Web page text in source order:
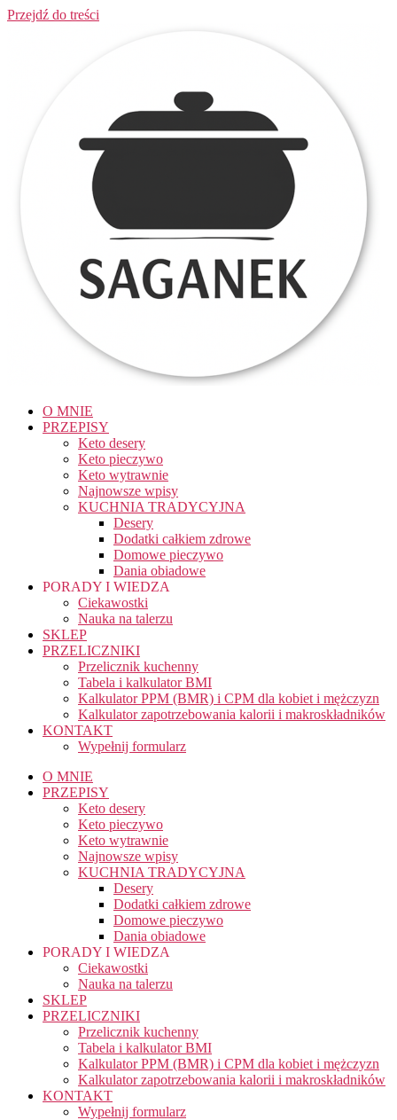
Przejdź do treści
O MNIE
PRZEPISY
Keto desery
Keto pieczywo
Keto wytrawnie
Najnowsze wpisy
KUCHNIA TRADYCYJNA
Desery
Dodatki całkiem zdrowe
Domowe pieczywo
Dania obiadowe
PORADY I WIEDZA
Ciekawostki
Nauka na talerzu
SKLEP
PRZELICZNIKI
Przelicznik kuchenny
Tabela i kalkulator BMI
Kalkulator PPM (BMR) i CPM dla kobiet i mężczyzn
Kalkulator zapotrzebowania kalorii i makroskładników
KONTAKT
Wypełnij formularz
O MNIE
PRZEPISY
Keto desery
Keto pieczywo
Keto wytrawnie
Najnowsze wpisy
KUCHNIA TRADYCYJNA
Desery
Dodatki całkiem zdrowe
Domowe pieczywo
Dania obiadowe
PORADY I WIEDZA
Ciekawostki
Nauka na talerzu
SKLEP
PRZELICZNIKI
Przelicznik kuchenny
Tabela i kalkulator BMI
Kalkulator PPM (BMR) i CPM dla kobiet i mężczyzn
Kalkulator zapotrzebowania kalorii i makroskładników
KONTAKT
Wypełnij formularz